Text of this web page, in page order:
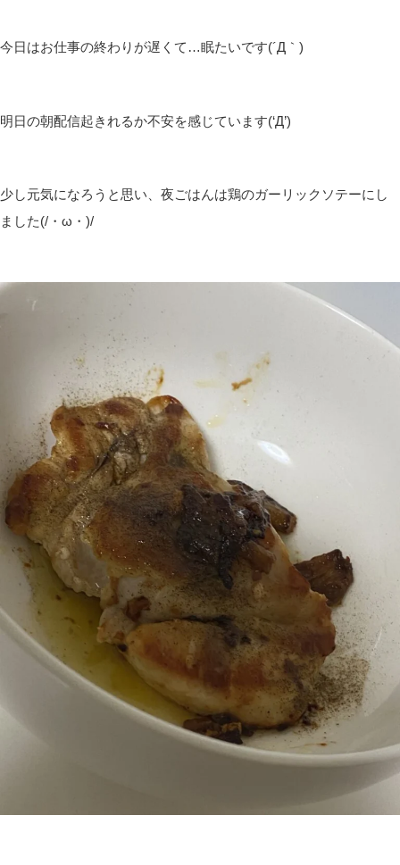
今日はお仕事の終わりが遅くて…眠たいです(´Д｀)
明日の朝配信起きれるか不安を感じています(‘Д’)
少し元気になろうと思い、夜ごはんは鶏のガーリックソテーにし
ました(/・ω・)/